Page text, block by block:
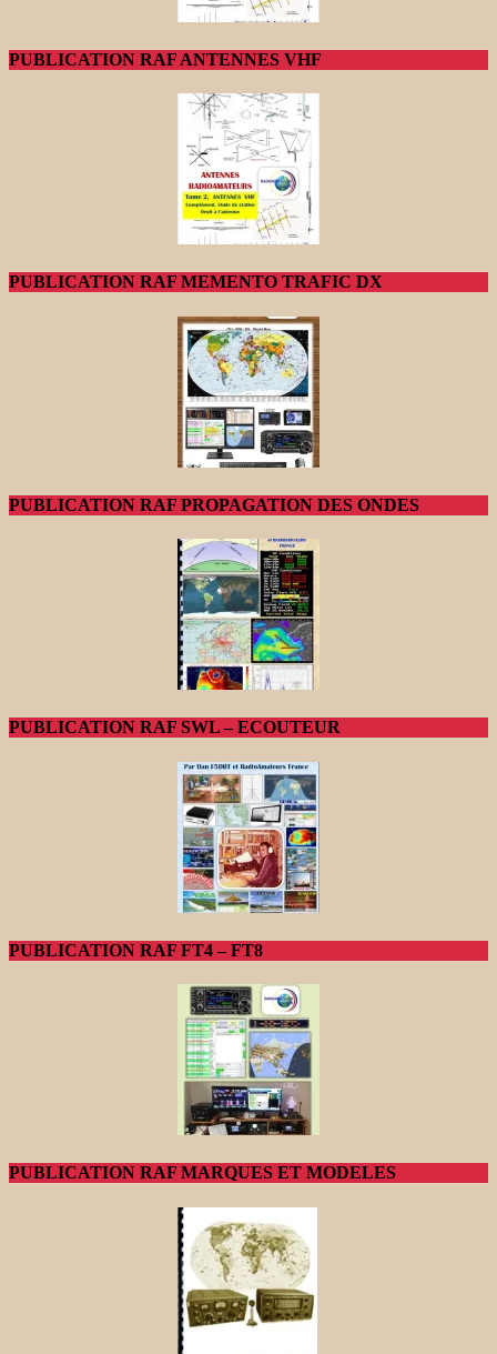
PUBLICATION RAF ANTENNES VHF
PUBLICATION RAF MEMENTO TRAFIC DX
PUBLICATION RAF PROPAGATION DES ONDES
PUBLICATION RAF SWL – ECOUTEUR
PUBLICATION RAF FT4 – FT8
PUBLICATION RAF MARQUES ET MODELES